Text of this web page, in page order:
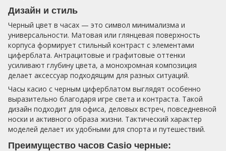
Дизайн и стиль
Черный цвет в часах — это символ минимализма и
универсальности. Матовая или глянцевая поверхность
корпуса формирует стильный контраст с элементами
циферблата. Антрацитовые и графитовые оттенки
усиливают глубину цвета, а монохромная композиция
делает аксессуар подходящим для разных ситуаций.
Часы касио с черным циферблатом выглядят особенно
выразительно благодаря игре света и контраста. Такой
дизайн подходит для офиса, деловых встреч, повседневной
носки и активного образа жизни. Тактический характер
моделей делает их удобными для спорта и путешествий.
Преимущество часов Casio черные: